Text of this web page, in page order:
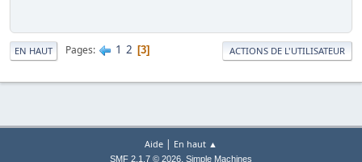
EN HAUT Pages 1 2 3 ACTIONS DE L'UTILISATEUR
Aide | En haut ▲
SMF 2.1.7 © 2026, Simple Machines